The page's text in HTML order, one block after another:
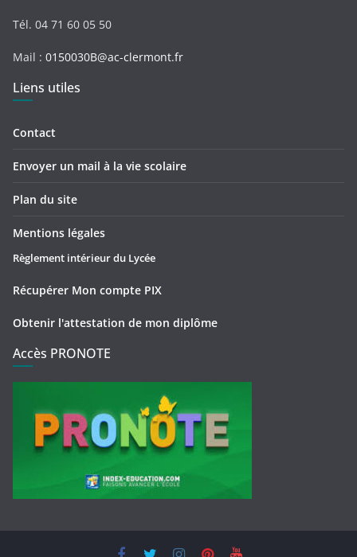
Tél. 04 71 60 05 50
Mail : 0150030B@ac-clermont.fr
Liens utiles
Contact
Envoyer un mail à la vie scolaire
Plan du site
Mentions légales
Règlement intérieur du Lycée
Récupérer Mon compte PIX
Obtenir l'attestation de mon diplôme
Accès PRONOTE